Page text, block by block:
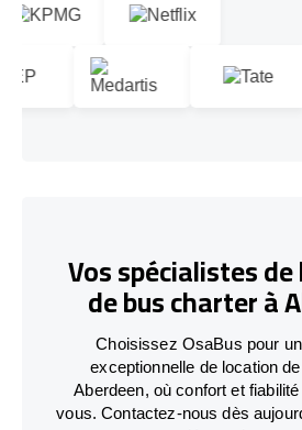
Vos spécialistes
de bus charter à
Choisissez OsaBus pour
exceptionnelle de location
Aberdeen, où confort et
vous. Contactez-nous dès